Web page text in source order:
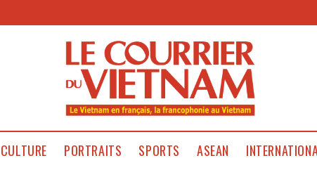
CULTURE PORTRAITS SPORTS ASEAN